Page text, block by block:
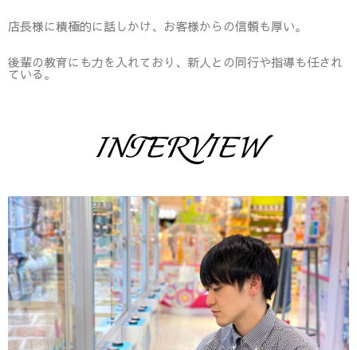
店長様に積極的に話しかけ、お客様からの信頼も厚い。
後輩の教育にも力を入れており、新人との同行や指導も任され
ている。
INTERVIEW